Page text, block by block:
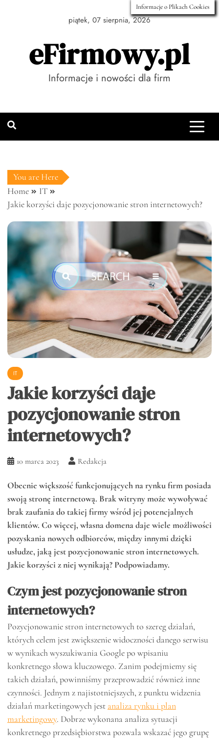
piątek, 07 sierpnia, 2026
eFirmowy.pl
Informacje i nowości dla firm
You are Here
Home
IT
Jakie korzyści daje pozycjonowanie stron internetowych?
IT
Jakie korzyści daje
pozycjonowanie stron
internetowych?
10 marca 2023 Redakcja
Obecnie większość funkcjonujących na rynku firm posiada
swoją stronę internetową. Brak witryny może wywoływać
brak zaufania do takiej firmy wśród jej potencjalnych
klientów. Co więcej, własna domena daje wiele możliwości
pozyskania nowych odbiorców, między innymi dzięki
usłudze, jaką jest pozycjonowanie stron internetowych.
Jakie korzyści z niej wynikają? Podpowiadamy.
Czym jest pozycjonowanie stron
internetowych?
Pozycjonowanie stron internetowych to szereg działań,
których celem jest zwiększenie widoczności danego serwisu
w wynikach wyszukiwania Google po wpisaniu
konkretnego słowa kluczowego. Zanim podejmiemy się
takich działań, powinniśmy przeprowadzić również inne
czynności. Jednym z najistotniejszych, z punktu widzenia
działań marketingowych jest analiza rynku i plan
marketingowy. Dobrze wykonana analiza sytuacji
konkretnego przedsiębiorstwa pozwala wskazać jego grupę
Informacje o Plikach Cookies